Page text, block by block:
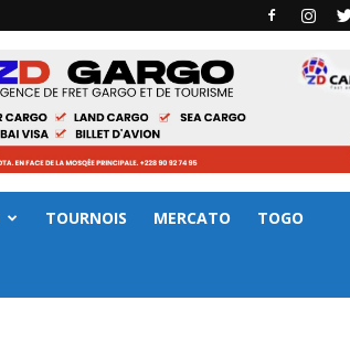
TOURNOIS MERCATO TOGO